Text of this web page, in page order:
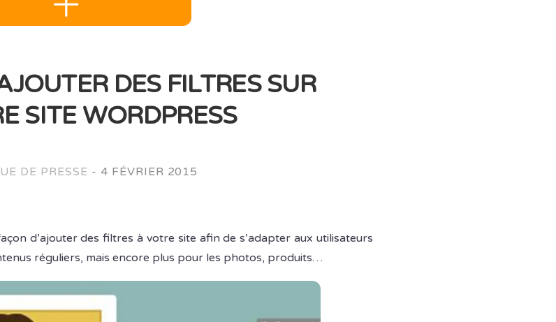
DES FILTRES SUR
SITE WORDPRESS
DE PRESSE - 4 FÉVRIER 2015
d’ajouter des filtres à votre site afin de s’adapter aux utilisateurs
réguliers, mais encore plus pour les photos, produits…